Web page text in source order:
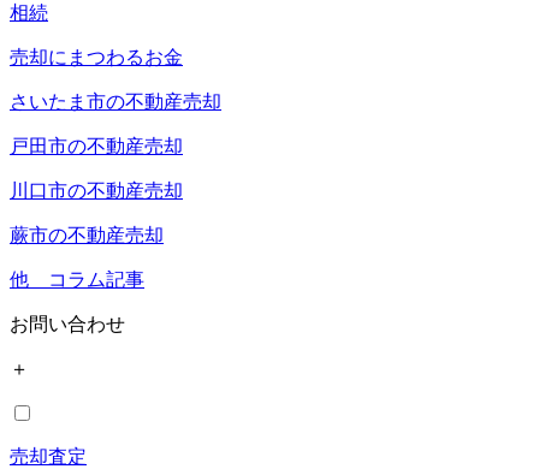
相続
売却にまつわるお金
さいたま市の不動産売却
戸田市の不動産売却
川口市の不動産売却
蕨市の不動産売却
他 コラム記事
お問い合わせ
＋
売却査定